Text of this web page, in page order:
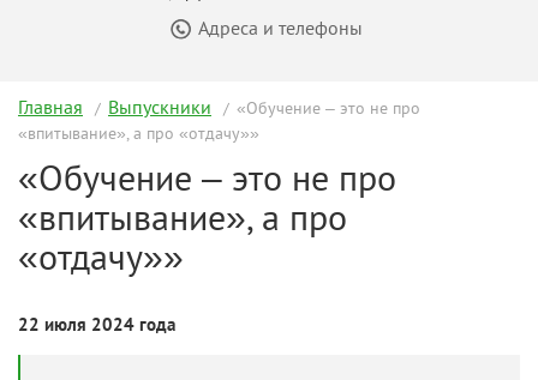
Адреса и телефоны
Главная Выпускники
«Обучение – это не про
«впитывание», а про «отдачу»»
«Обучение – это не про
«впитывание», а про
«отдачу»»
22 июля 2024 года